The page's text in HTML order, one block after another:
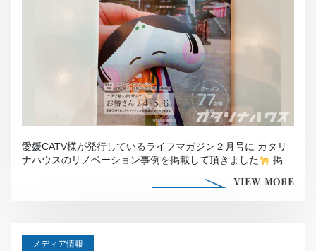
愛媛CATV様が発行しているライフマガジン２月号に カタリ
ナハウスのリノベーション事例を掲載して頂きました
掲載
VIEW MORE
メディア情報